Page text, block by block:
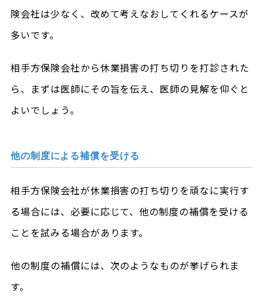
険会社は少なく、改めて考えなおしてくれるケースが
多いです。
相手方保険会社から休業損害の打ち切りを打診された
ら、まずは医師にその旨を伝え、医師の見解を仰ぐと
よいでしょう。
他の制度による補償を受ける
相手方保険会社が休業損害の打ち切りを頑なに実行す
る場合には、必要に応じて、他の制度の補償を受ける
ことを試みる場合があります。
他の制度の補償には、次のようなものが挙げられま
す。